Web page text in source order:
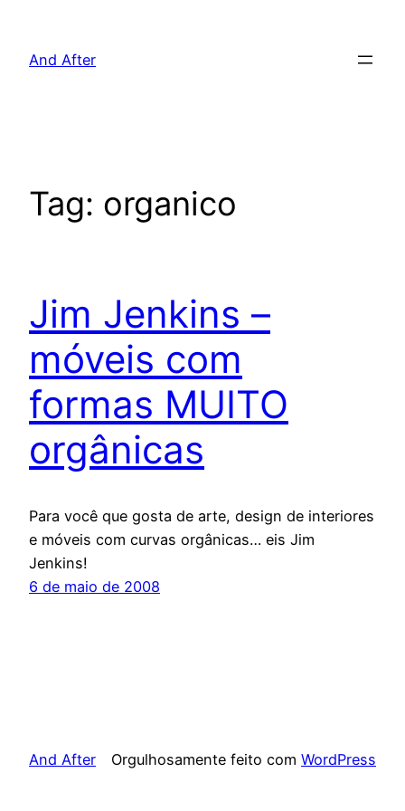
And After
Tag: organico
Jim Jenkins –
móveis com
formas MUITO
orgânicas
Para você que gosta de arte, design de interiores
e móveis com curvas orgânicas… eis Jim
Jenkins!
6 de maio de 2008
And After Orgulhosamente feito com WordPress